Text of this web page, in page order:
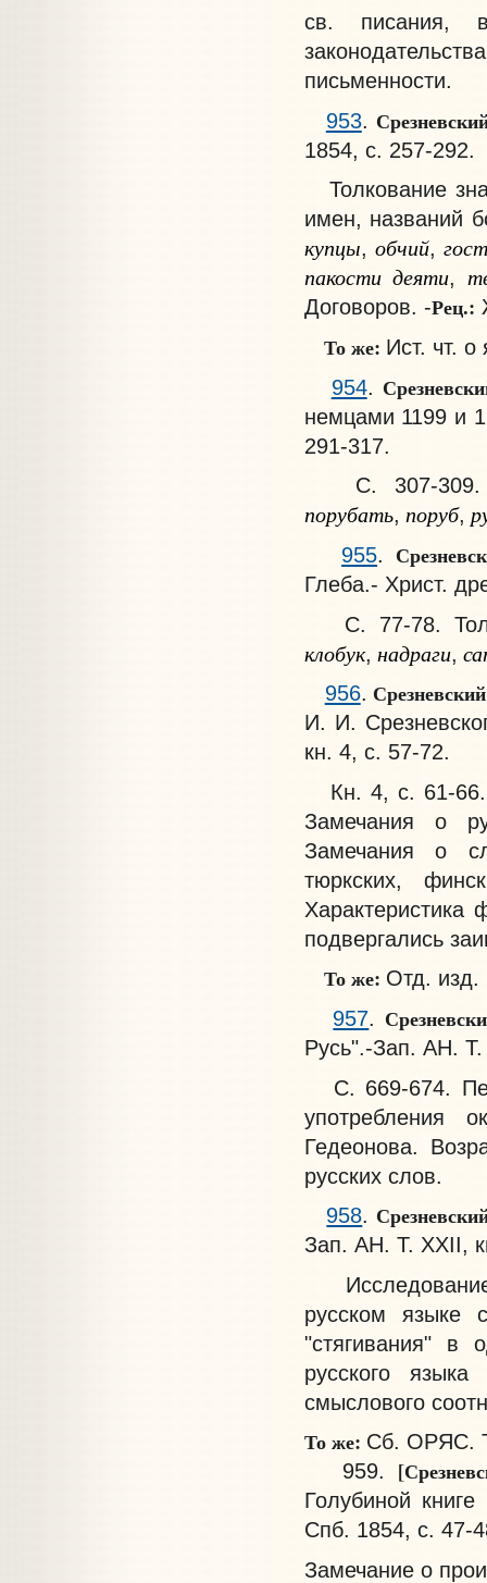
св. писания, в
письменности.
953.
1854, с. 257-292.
Толкование
имен, названий
купцы, обчий,
пакости деяти,
Договоров. -Рец.:
То же: Ист. чт.
954.
немцами 1199 и
291-317.
С. 307-309.
порубать, поруб,
955.
Глеба.- Христ.
С. 77-78.
клобук, надраги,
956.
И. И.
кн. 4, с. 57-72.
Кн. 4, с. 61-66.
Замечания о
Замечания о
тюркских,
Характеристика
подвергались
То же: Отд. изд.
957.
Русь".-Зап. АН.
С. 669-674.
употребления
Гедеонова.
русских слов.
958.
Зап. АН. Т. XXII,
Исследование
русском языке
"стягивания" в
русского
смыслового
То же: Сб. ОРЯС.
959.
Голубиной
Спб. 1854, с. 47-
Замечание о